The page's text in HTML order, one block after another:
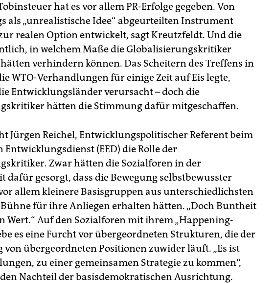
hat es vor allem PR-Erfolge gegeben. Von
als „unrealistische Idee“ abgeurteilten Instrument
realen Option entwickelt, sagt Kreutzfeldt. Und die
in welchem Maße die Globalisierungskritiker
verhindern können. Das Scheitern des Treffens in
WTO-Verhandlungen für einige Zeit auf Eis legte,
Entwicklungsländer verursacht – doch die
hätten die Stimmung dafür mitgeschaffen.
Jürgen Reichel, Entwicklungspolitischer Referent beim
Entwicklungsdienst (EED) die Rolle der
Zwar hätten die Sozialforen in der
dafür gesorgt, dass die Bewegung selbstbewusster
allem kleinere Basisgruppen aus unterschiedlichsten
für ihre Anliegen erhalten hätten. „Doch Buntheit
Wert.“ Auf den Sozialforen mit ihrem „Happening-
es eine Furcht vor übergeordneten Strukturen, die der
übergeordneten Positionen zuwider läuft. „Es ist
zu einer gemeinsamen Strategie zu kommen“,
Nachteil der basisdemokratischen Ausrichtung.